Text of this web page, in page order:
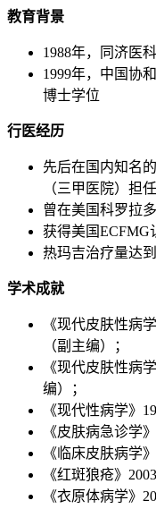
教育背景
1988年，同济医
1999年，中国协
博士学位
行医经历
先后在国内知名
（三甲医院）担
曾在美国科罗拉
获得美国ECFMG
热玛吉治疗量达
学术成就
《现代皮肤性病
（副主编）；
《现代皮肤性病
编）；
《现代性病学》
《皮肤病急诊学
《临床皮肤病学
《红斑狼疮》
《衣原体病学》